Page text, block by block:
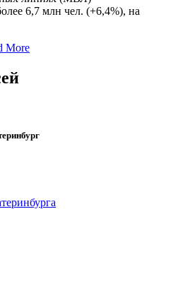
6,7 млн чел. (+6,4%), на
More